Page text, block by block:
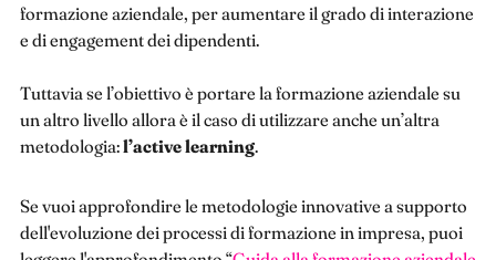
formazione aziendale, per aumentare il grado di interazione
e di engagement dei dipendenti.
Tuttavia se l’obiettivo è portare la formazione aziendale su
un altro livello allora è il caso di utilizzare anche un’altra
metodologia:l’active learning.
Se vuoi approfondire le metodologie innovative a supporto
dell'evoluzione dei processi di formazione in impresa, puoi